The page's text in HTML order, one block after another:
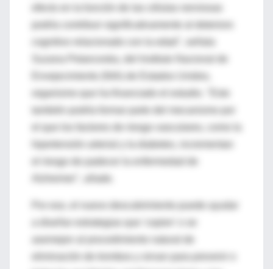
podría contribuir significativamente al deterioro
cognitivo relacionado con la edad", señala
organismo que ha financiado el estudio. "Esto
el que los factores de riesgo vasculares, como la
el riesgo de padecer la enfermedad de
a diseñar estrategias que 'copien' o se